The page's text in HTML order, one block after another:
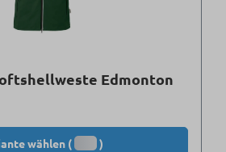
Edmonton
wählen ( )